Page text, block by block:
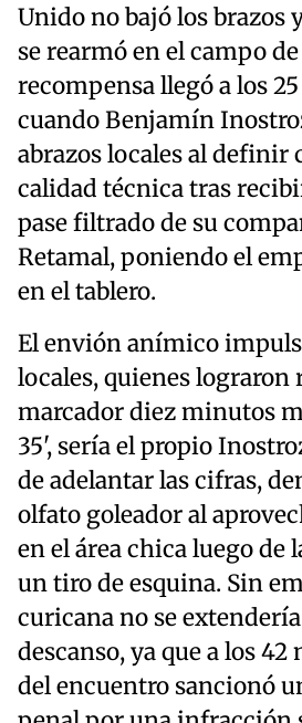
Unido no bajó los brazos
se rearmó en el campo
recompensa llegó a los
cuando Benjamín
abrazos locales al definir
calidad técnica tras
pase filtrado de su
Retamal, poniendo el
en el tablero.
El envión anímico
locales, quienes lograron
marcador diez minutos
35', sería el propio
de adelantar las cifras,
olfato goleador al
en el área chica luego de
un tiro de esquina. Sin
curicana no se
descanso, ya que a los
del encuentro sancionó